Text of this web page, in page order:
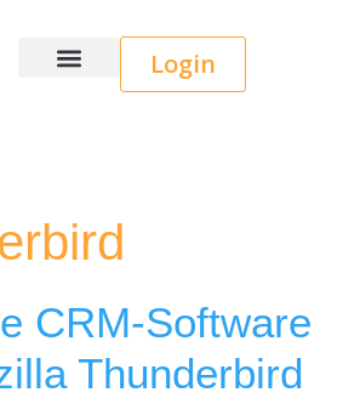
Login
CRM-Software
Thunderbird